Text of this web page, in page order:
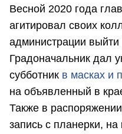
Весной 2020 года
агитировал своих
администрации выйти
Градоначальник дал
субботник в масках и
на объявленный в
Также в
запись с планерки, на